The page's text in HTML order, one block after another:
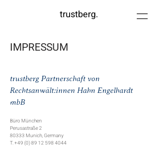
trustberg.
IMPRESSUM
trustberg Partnerschaft von
Rechtsanwält:innen Hahn Engelhardt
mbB
Büro München
Perusastraße 2
80333 Munich, Germany
T.+49 (0) 89 12 598 4044